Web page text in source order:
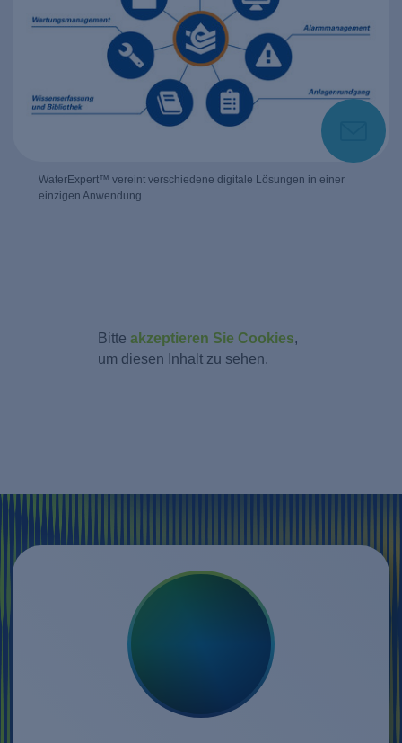
WaterExpert™ vereint verschiedene digitale Lösungen in einer
einzigen Anwendung.
Bitte akzeptieren Sie Cookies,
um diesen Inhalt zu sehen.